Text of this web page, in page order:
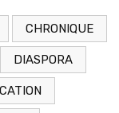
CHRONIQUE
DIASPORA